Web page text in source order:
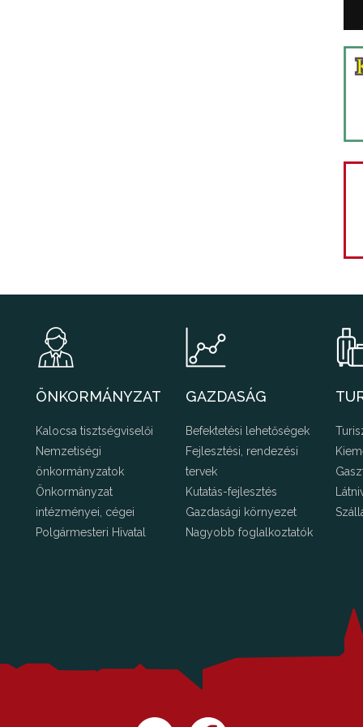
ÖNKORMÁNYZAT
Kalocsa tisztségviselői
Nemzetiségi
önkormányzatok
Önkormányzat
intézményei, cégei
Polgármesteri Hivatal
GAZDASÁG
Befektetési lehetőségek
Fejlesztési, rendezési
tervek
Kutatás-fejlesztés
Gazdasági környezet
Nagyobb foglalkoztatók